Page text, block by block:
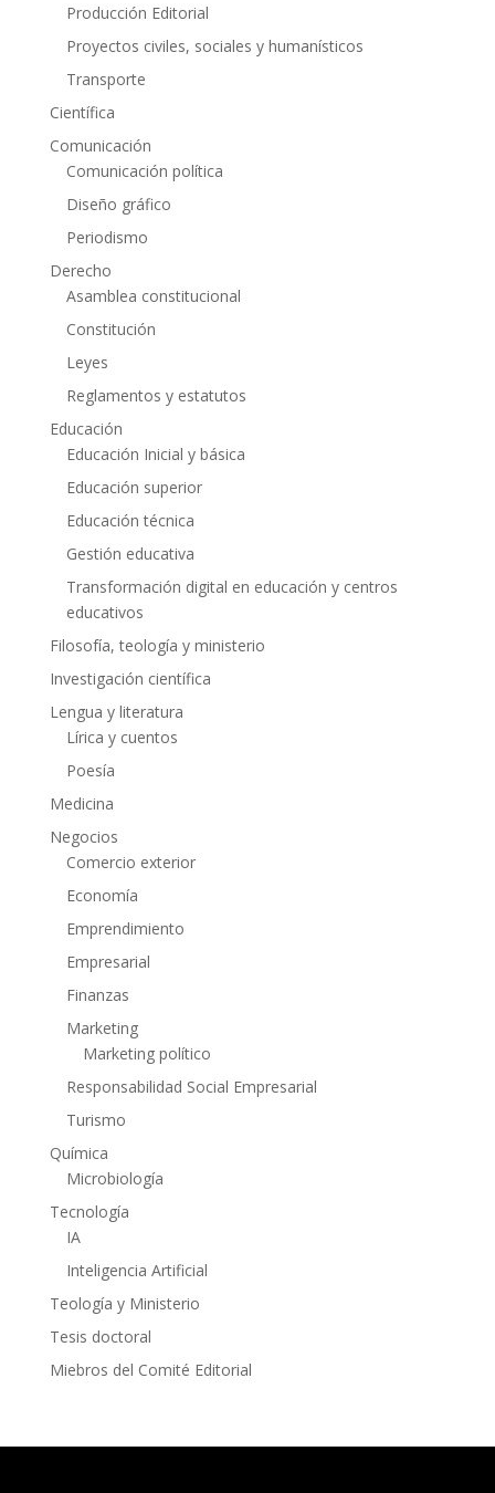
Producción Editorial
Proyectos civiles, sociales y humanísticos
Transporte
Científica
Comunicación
Comunicación política
Diseño gráfico
Periodismo
Derecho
Asamblea constitucional
Constitución
Leyes
Reglamentos y estatutos
Educación
Educación Inicial y básica
Educación superior
Educación técnica
Gestión educativa
Transformación digital en educación y centros
educativos
Filosofía, teología y ministerio
Investigación científica
Lengua y literatura
Lírica y cuentos
Poesía
Medicina
Negocios
Comercio exterior
Economía
Emprendimiento
Empresarial
Finanzas
Marketing
Marketing político
Responsabilidad Social Empresarial
Turismo
Química
Microbiología
Tecnología
IA
Inteligencia Artificial
Teología y Ministerio
Tesis doctoral
Miebros del Comité Editorial